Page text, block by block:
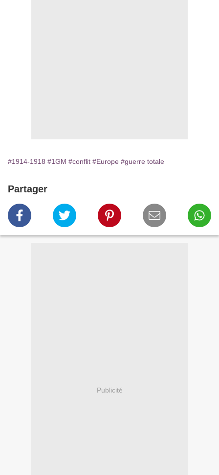
#1914-1918 #1GM #conflit #Europe #guerre totale
Partager
Publicité